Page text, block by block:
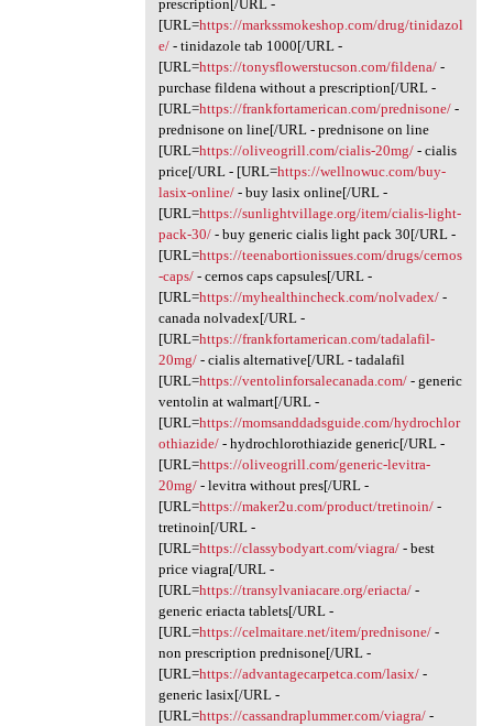
prescription[/URL -
[URL=https://markssmokeshop.com/drug/tinidazol
e/- tinidazole tab 1000[/URL -
[URL=https://tonysflowerstucson.com/fildena/-
purchase fildena without a prescription[/URL -
[URL=https://frankfortamerican.com/prednisone/-
prednisone on line[/URL - prednisone on line
[URL=https://oliveogrill.com/cialis-20mg/- cialis
price[/URL - [URL=https://wellnowuc.com/buy-
lasix-online/- buy lasix online[/URL -
[URL=https://sunlightvillage.org/item/cialis-light-
pack-30/- buy generic cialis light pack 30[/URL -
[URL=https://teenabortionissues.com/drugs/cernos
-caps/- cernos caps capsules[/URL -
[URL=https://myhealthincheck.com/nolvadex/-
canada nolvadex[/URL -
[URL=https://frankfortamerican.com/tadalafil-
20mg/- cialis alternative[/URL - tadalafil
[URL=https://ventolinforsalecanada.com/- generic
ventolin at walmart[/URL -
[URL=https://momsanddadsguide.com/hydrochlor
othiazide/- hydrochlorothiazide generic[/URL -
[URL=https://oliveogrill.com/generic-levitra-
20mg/- levitra without pres[/URL -
[URL=https://maker2u.com/product/tretinoin/-
tretinoin[/URL -
[URL=https://classybodyart.com/viagra/- best
price viagra[/URL -
[URL=https://transylvaniacare.org/eriacta/-
generic eriacta tablets[/URL -
[URL=https://celmaitare.net/item/prednisone/-
non prescription prednisone[/URL -
[URL=https://advantagecarpetca.com/lasix/-
generic lasix[/URL -
[URL=https://cassandraplummer.com/viagra/-